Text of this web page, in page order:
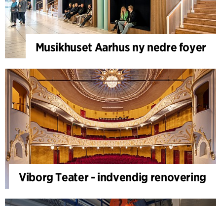
Musikhuset Aarhus ny nedre foyer
Viborg Teater - indvendig renovering